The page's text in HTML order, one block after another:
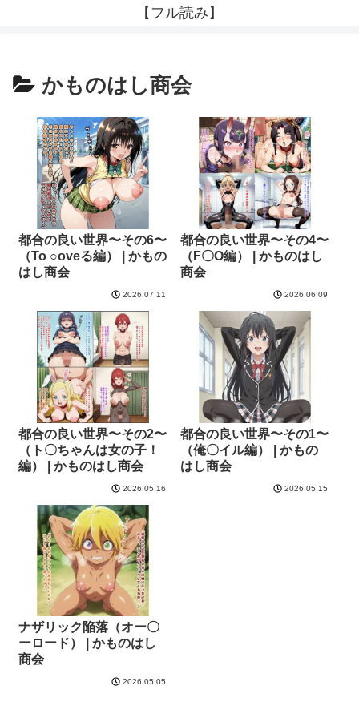
【フル読み】
かものはし商会
都合の良い世界〜その6〜
（To ○oveる編） | かもの
はし商会
2026.07.11
都合の良い世界〜その4〜
（F〇O編） | かものはし
商会
2026.06.09
都合の良い世界〜その2〜
（ト〇ちゃんは女の子！
編） | かものはし商会
2026.05.16
都合の良い世界〜その1〜
（俺〇イル編） | かもの
はし商会
2026.05.15
ナザリック陥落（オー〇
ーロード） | かものはし
商会
2026.05.05